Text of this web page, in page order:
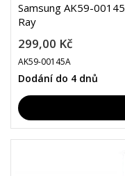
Samsung AK59-
Ray
299,00 Kč
AK59-00145A
Dodání do 4 dnů